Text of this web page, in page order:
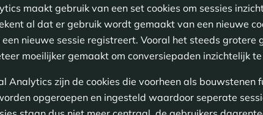
maakt gebruik van een set cookies om sessies
al dat er gebruik wordt gemaakt van een nieuwe
nieuwe sessie registreert. Vooral het steeds
moeilijker gemaakt om conversiepaden inzichtelijk
Analytics zijn de cookies die voorheen als bouwstenen
opgeroepen en ingesteld waardoor seperate